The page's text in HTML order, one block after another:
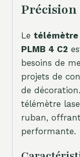
Précision
Le télémètre
PLMB 4 C2
besoins de
projets de
de
télémètre
ruban,
performante.